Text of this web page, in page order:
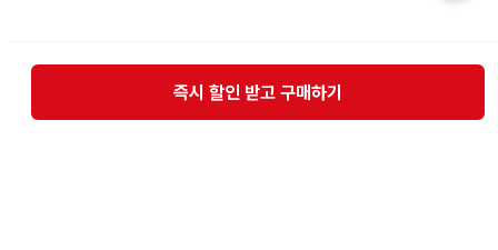
즉시 할인 받고 구매하기